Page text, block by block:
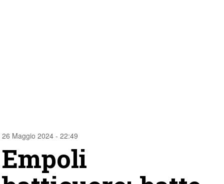
26 Maggio 2024 - 22:49
Empoli